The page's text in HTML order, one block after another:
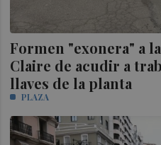
Formen "exonera" a
Claire de acudir a
llaves de la planta
PLAZA